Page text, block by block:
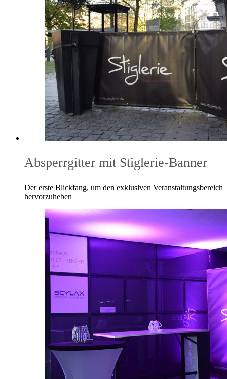
Absperrgitter mit Stiglerie-Banner
Der erste Blickfang, um den exklusiven Veranstaltungsbereich
hervorzuheben